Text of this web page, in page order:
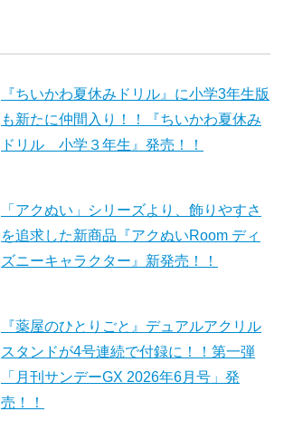
『ちいかわ夏休みドリル』に小学3年生版
も新たに仲間入り！！『ちいかわ夏休み
ドリル 小学３年生』発売！！
「アクぬい」シリーズより、飾りやすさ
を追求した新商品『アクぬいRoom ディ
ズニーキャラクター』新発売！！
『薬屋のひとりごと』デュアルアクリル
スタンドが4号連続で付録に！！第一弾
「月刊サンデーGX 2026年6月号」発
売！！